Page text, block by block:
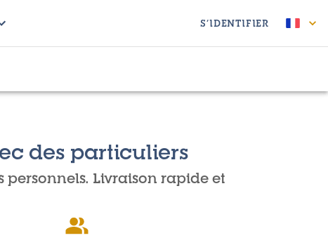
S’IDENTIFIER
des particuliers
personnels. Livraison rapide et